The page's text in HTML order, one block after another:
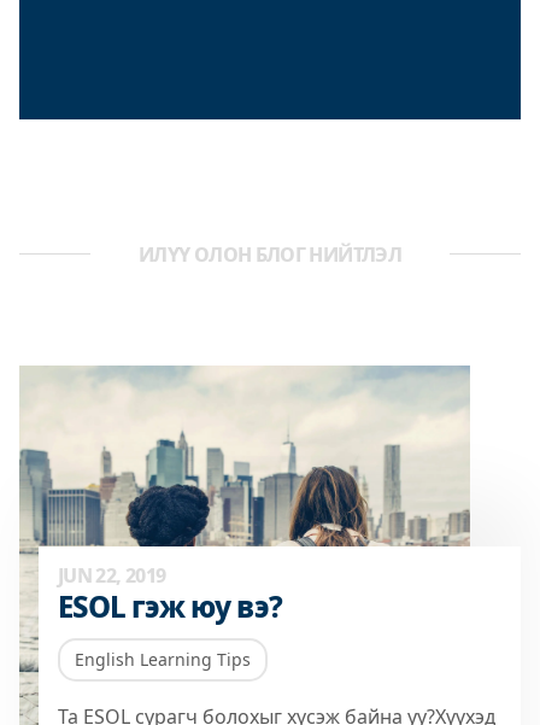
ИЛҮҮ ОЛОН БЛОГ НИЙТЛЭЛ
JUN 22, 2019
ESOL гэж юу вэ?
English Learning Tips
Та ESOL сурагч болохыг хүсэж байна уу?Хүүхэд